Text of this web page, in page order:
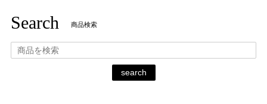
Search 商品検索
search